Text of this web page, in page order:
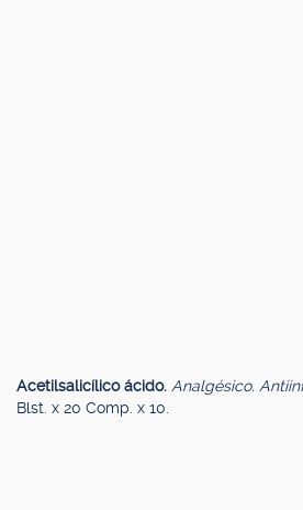
Acetilsalicílico ácido. Analgésico.
Blst. x 20 Comp. x 10.